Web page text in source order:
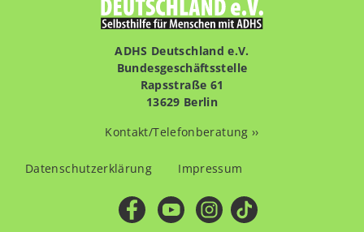
ADHS Deutschland e.V.
Bundesgeschäftsstelle
Rapsstraße 61
13629 Berlin
Kontakt/Telefonberatung ››
Fußzeilenmenü
Datenschutzerklärung Impressum